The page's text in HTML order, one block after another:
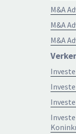
M&A
M&A
M&A